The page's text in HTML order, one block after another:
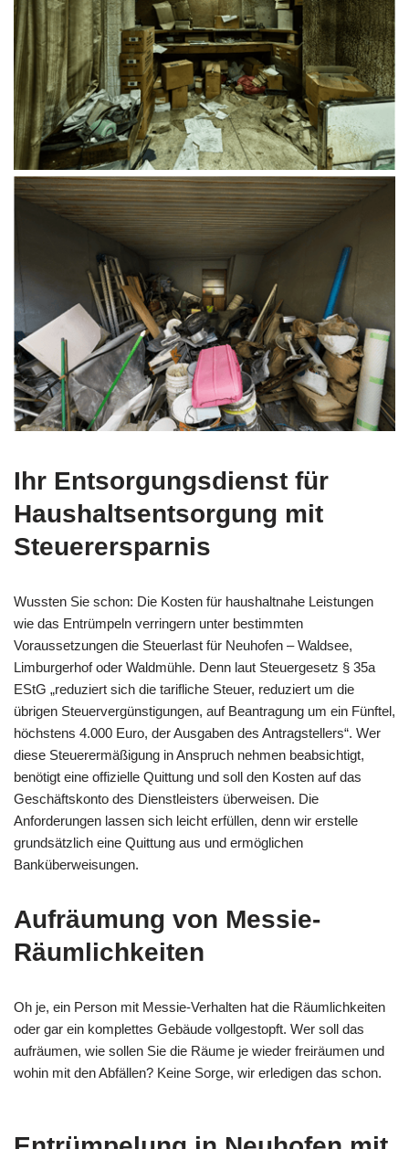
Ihr Entsorgungsdienst für
Haushaltsentsorgung mit
Steuerersparnis
Wussten Sie schon: Die Kosten für haushaltnahe Leistungen
wie das Entrümpeln verringern unter bestimmten
Voraussetzungen die Steuerlast für Neuhofen – Waldsee,
Limburgerhof oder Waldmühle. Denn laut Steuergesetz § 35a
EStG „reduziert sich die tarifliche Steuer, reduziert um die
übrigen Steuervergünstigungen, auf Beantragung um ein Fünftel,
höchstens 4.000 Euro, der Ausgaben des Antragstellers“. Wer
diese Steuerermäßigung in Anspruch nehmen beabsichtigt,
benötigt eine offizielle Quittung und soll den Kosten auf das
Geschäftskonto des Dienstleisters überweisen. Die
Anforderungen lassen sich leicht erfüllen, denn wir erstelle
grundsätzlich eine Quittung aus und ermöglichen
Banküberweisungen.
Aufräumung von Messie-
Räumlichkeiten
Oh je, ein Person mit Messie-Verhalten hat die Räumlichkeiten
oder gar ein komplettes Gebäude vollgestopft. Wer soll das
aufräumen, wie sollen Sie die Räume je wieder freiräumen und
wohin mit den Abfällen? Keine Sorge, wir erledigen das schon.